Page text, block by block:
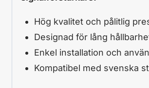
Hög kvalitet och pålitlig
Designad för lång
Enkel installation och
Kompatibel med svenska